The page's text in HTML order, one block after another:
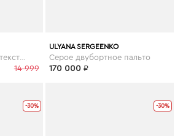
14 999
ULYANA SERGEENKO
Серое двубортное пальто
170 000 ₽
-30% -30%